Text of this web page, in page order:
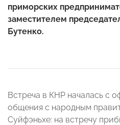
приморских
заместителем
Бутенко.
Встреча в КНР началась с
общения с народным
Суйфэньхе: на встречу